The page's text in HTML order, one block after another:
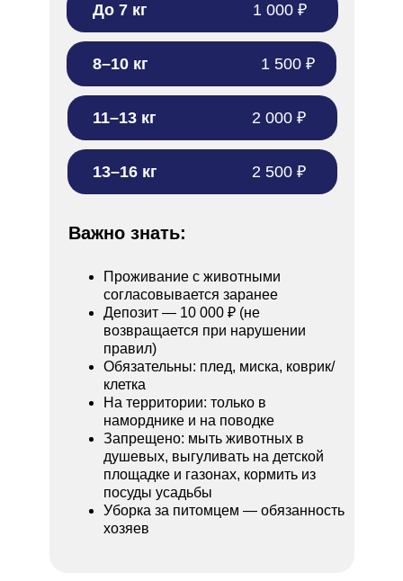
Важно знать:
Проживание с животными
согласовывается заранее
Депозит — 10 000 ₽ (не
возвращается при нарушении
правил)
Обязательны: плед, миска, коврик/
клетка
На территории: только в
наморднике и на поводке
Запрещено: мыть животных в
душевых, выгуливать на детской
площадке и газонах, кормить из
посуды усадьбы
Уборка за питомцем — обязанность
хозяев
11–13 кг 2 000 ₽
13–16 кг 2 500 ₽
1 500 ₽
8–10 кг
1 000 ₽
До 7 кг